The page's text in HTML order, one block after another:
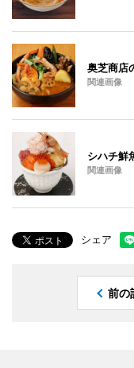
奥芝商店
関連画像
シハチ鮮
関連画像
シェア
前の